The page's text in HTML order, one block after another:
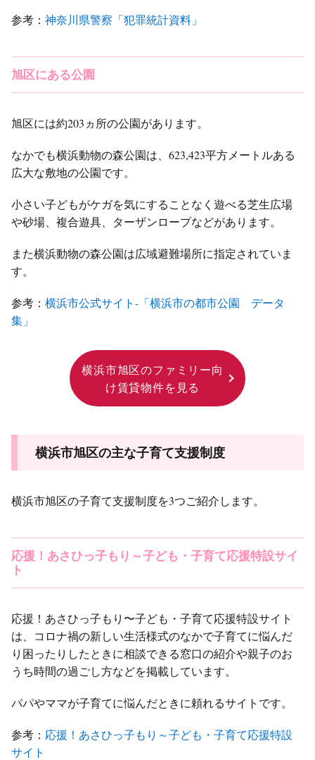
参考：神奈川県警察「犯罪統計資料」
旭区にある公園
旭区には約203ヵ所の公園があります。
なかでも横浜動物の森公園は、623,423平方メートルある
広大な敷地の公園です。
小さい子どもがケガを気にすることなく遊べる芝生広場
や砂場、複合遊具、ターザンロープなどがあります。
また横浜動物の森公園は広域避難場所に指定されていま
す。
参考：横浜市公式サイト-「横浜市の都市公園 データ
集」
横浜市旭区のファミリー向
け賃貸物件を見る
横浜市旭区の主な子育て支援制度
横浜市旭区の子育て支援制度を3つご紹介します。
応援！あさひっ子もり～子ども・子育て応援特設サイ
ト
応援！あさひっ子もり〜子ども・子育て応援特設サイト
は、コロナ禍の新しい生活様式のなかで子育てに悩んだ
り困ったりしたときに相談できる窓口の紹介や親子のお
うち時間の過ごし方などを掲載しています。
パパやママが子育てに悩んだときに頼れるサイトです。
参考： 応援！あさひっ子もり～子ども・子育て応援特設
サイト